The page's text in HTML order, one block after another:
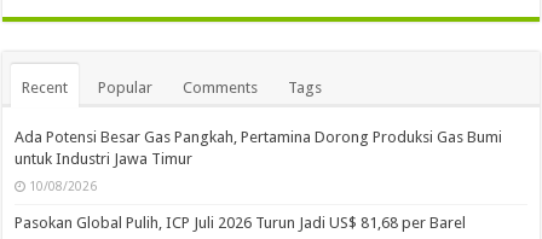
Recent Popular Comments Tags
Ada Potensi Besar Gas Pangkah, Pertamina Dorong Produksi Gas Bumi
untuk Industri Jawa Timur
10/08/2026
Pasokan Global Pulih, ICP Juli 2026 Turun Jadi US$ 81,68 per Barel